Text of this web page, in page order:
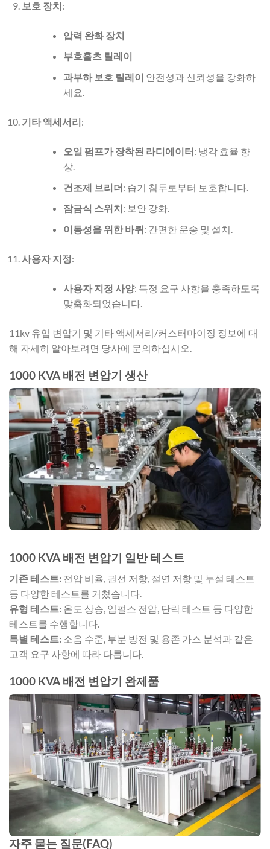
보호 장치:
압력 완화 장치
부흐홀츠 릴레이
과부하 보호 릴레이 안전성과 신뢰성을 강화하
세요.
기타 액세서리:
오일 펌프가 장착된 라디에이터: 냉각 효율 향
상.
건조제 브리더: 습기 침투로부터 보호합니다.
잠금식 스위치: 보안 강화.
이동성을 위한 바퀴: 간편한 운송 및 설치.
사용자 지정:
사용자 지정 사양: 특정 요구 사항을 충족하도록
맞춤화되었습니다.
11kv 유입 변압기 및 기타 액세서리/커스터마이징 정보에 대
해 자세히 알아보려면 당사에 문의하십시오.
1000 KVA 배전 변압기 생산
1000 KVA 배전 변압기 일반 테스트
기존 테스트: 전압 비율, 권선 저항, 절연 저항 및 누설 테스트
등 다양한 테스트를 거쳤습니다.
유형 테스트: 온도 상승, 임펄스 전압, 단락 테스트 등 다양한
테스트를 수행합니다.
특별 테스트: 소음 수준, 부분 방전 및 용존 가스 분석과 같은
고객 요구 사항에 따라 다릅니다.
1000 KVA 배전 변압기 완제품
자주 묻는 질문(FAQ)